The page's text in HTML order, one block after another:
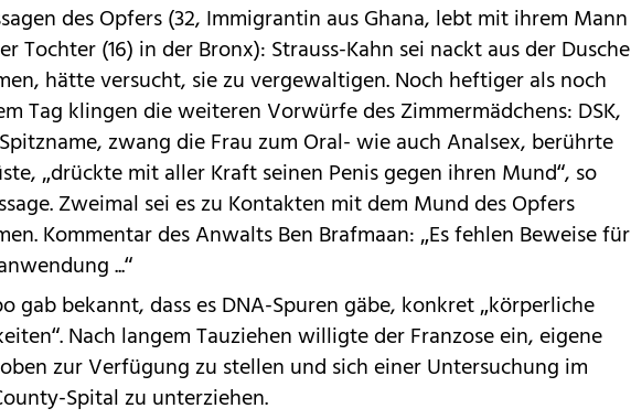
des Opfers (32, Immigrantin aus Ghana, lebt mit ihrem Mann
Tochter (16) in der Bronx): Strauss-Kahn sei nackt aus der Dusche
hätte versucht, sie zu vergewaltigen. Noch heftiger als noch
Tag klingen die weiteren Vorwürfe des Zimmermädchens: DSK,
zwang die Frau zum Oral- wie auch Analsex, berührte
„drückte mit aller Kraft seinen Penis gegen ihren Mund“, so
Zweimal sei es zu Kontakten mit dem Mund des Opfers
Kommentar des Anwalts Ben Brafmaan: „Es fehlen Beweise für
...“
gab bekannt, dass es DNA-Spuren gäbe, konkret „körperliche
Nach langem Tauziehen willigte der Franzose ein, eigene
zur Verfügung zu stellen und sich einer Untersuchung im
Spital zu unterziehen.